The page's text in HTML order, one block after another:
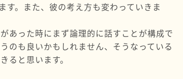
す。また、彼の考え方も変わっていきま
あった時にまず論理的に話すことが構成で
のも良いかもしれません、そうなっている
ると思います。